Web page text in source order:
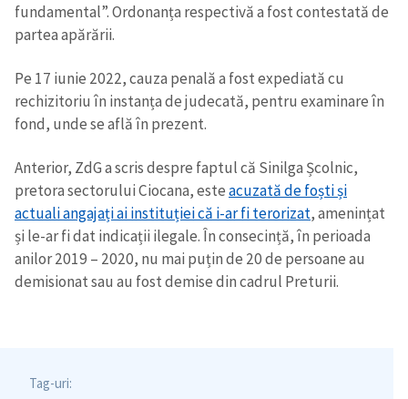
fundamental”. Ordonanța respectivă a fost contestată de
partea apărării.
Pe 17 iunie 2022, cauza penală a fost expediată cu
rechizitoriu în instanța de judecată, pentru examinare în
fond, unde se află în prezent.
Anterior, ZdG a scris despre faptul că Sinilga Școlnic,
pretora sectorului Ciocana, esteacuzată de foști și
actuali angajați ai instituției că i-ar fi terorizat, amenințat
și le-ar fi dat indicații ilegale. În consecință, în perioada
anilor 2019 – 2020, nu mai puțin de 20 de persoane au
demisionat sau au fost demise din cadrul Preturii.
Tag-uri: